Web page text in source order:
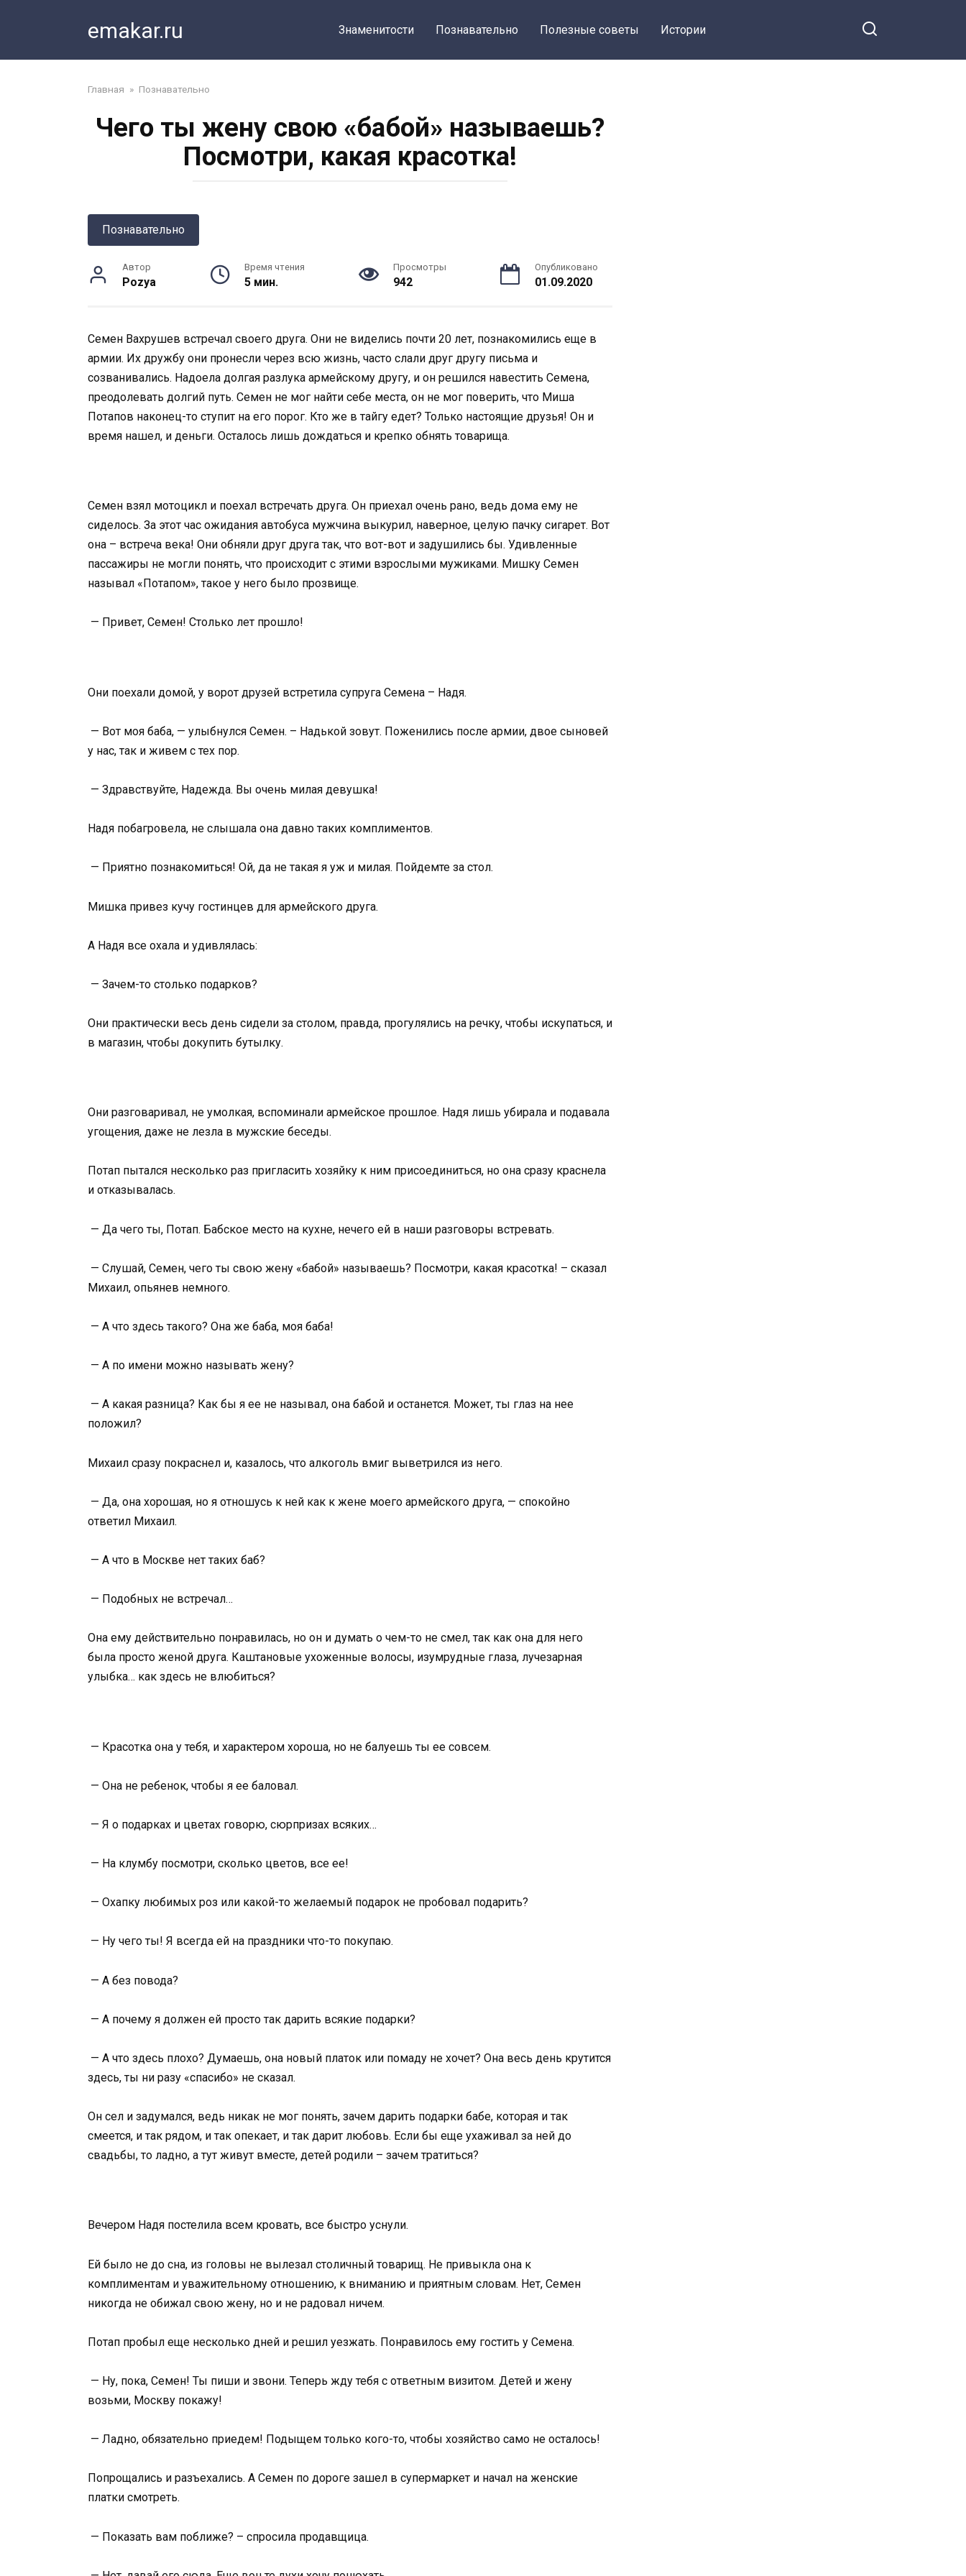
emakar.ru Знаменитости Познавательно Полезные советы Истории
Главная » Познавательно
Чего ты жену свою «бабой» называешь?
Посмотри, какая красотка!
Познавательно
Автор
Pozya
Время чтения
5 мин.
Просмотры
942
Опубликовано
01.09.2020
Семен Вахрушев встречал своего друга. Они не виделись почти 20 лет, познакомились еще в
армии. Их дружбу они пронесли через всю жизнь, часто слали друг другу письма и
созванивались. Надоела долгая разлука армейскому другу, и он решился навестить Семена,
преодолевать долгий путь. Семен не мог найти себе места, он не мог поверить, что Миша
Потапов наконец-то ступит на его порог. Кто же в тайгу едет? Только настоящие друзья! Он и
время нашел, и деньги. Осталось лишь дождаться и крепко обнять товарища.
Семен взял мотоцикл и поехал встречать друга. Он приехал очень рано, ведь дома ему не
сиделось. За этот час ожидания автобуса мужчина выкурил, наверное, целую пачку сигарет. Вот
она – встреча века! Они обняли друг друга так, что вот-вот и задушились бы. Удивленные
пассажиры не могли понять, что происходит с этими взрослыми мужиками. Мишку Семен
называл «Потапом», такое у него было прозвище.
— Привет, Семен! Столько лет прошло!
Они поехали домой, у ворот друзей встретила супруга Семена – Надя.
— Вот моя баба, — улыбнулся Семен. – Надькой зовут. Поженились после армии, двое сыновей
у нас, так и живем с тех пор.
— Здравствуйте, Надежда. Вы очень милая девушка!
Надя побагровела, не слышала она давно таких комплиментов.
— Приятно познакомиться! Ой, да не такая я уж и милая. Пойдемте за стол.
Мишка привез кучу гостинцев для армейского друга.
А Надя все охала и удивлялась:
— Зачем-то столько подарков?
Они практически весь день сидели за столом, правда, прогулялись на речку, чтобы искупаться, и
в магазин, чтобы докупить бутылку.
Они разговаривал, не умолкая, вспоминали армейское прошлое. Надя лишь убирала и подавала
угощения, даже не лезла в мужские беседы.
Потап пытался несколько раз пригласить хозяйку к ним присоединиться, но она сразу краснела
и отказывалась.
— Да чего ты, Потап. Бабское место на кухне, нечего ей в наши разговоры встревать.
— Слушай, Семен, чего ты свою жену «бабой» называешь? Посмотри, какая красотка! – сказал
Михаил, опьянев немного.
— А что здесь такого? Она же баба, моя баба!
— А по имени можно называть жену?
— А какая разница? Как бы я ее не называл, она бабой и останется. Может, ты глаз на нее
положил?
Михаил сразу покраснел и, казалось, что алкоголь вмиг выветрился из него.
— Да, она хорошая, но я отношусь к ней как к жене моего армейского друга, — спокойно
ответил Михаил.
— А что в Москве нет таких баб?
— Подобных не встречал…
Она ему действительно понравилась, но он и думать о чем-то не смел, так как она для него
была просто женой друга. Каштановые ухоженные волосы, изумрудные глаза, лучезарная
улыбка… как здесь не влюбиться?
— Красотка она у тебя, и характером хороша, но не балуешь ты ее совсем.
— Она не ребенок, чтобы я ее баловал.
— Я о подарках и цветах говорю, сюрпризах всяких…
— На клумбу посмотри, сколько цветов, все ее!
— Охапку любимых роз или какой-то желаемый подарок не пробовал подарить?
— Ну чего ты! Я всегда ей на праздники что-то покупаю.
— А без повода?
— А почему я должен ей просто так дарить всякие подарки?
— А что здесь плохо? Думаешь, она новый платок или помаду не хочет? Она весь день крутится
здесь, ты ни разу «спасибо» не сказал.
Он сел и задумался, ведь никак не мог понять, зачем дарить подарки бабе, которая и так
смеется, и так рядом, и так опекает, и так дарит любовь. Если бы еще ухаживал за ней до
свадьбы, то ладно, а тут живут вместе, детей родили – зачем тратиться?
Вечером Надя постелила всем кровать, все быстро уснули.
Ей было не до сна, из головы не вылезал столичный товарищ. Не привыкла она к
комплиментам и уважительному отношению, к вниманию и приятным словам. Нет, Семен
никогда не обижал свою жену, но и не радовал ничем.
Потап пробыл еще несколько дней и решил уезжать. Понравилось ему гостить у Семена.
— Ну, пока, Семен! Ты пиши и звони. Теперь жду тебя с ответным визитом. Детей и жену
возьми, Москву покажу!
— Ладно, обязательно приедем! Подыщем только кого-то, чтобы хозяйство само не осталось!
Попрощались и разъехались. А Семен по дороге зашел в супермаркет и начал на женские
платки смотреть.
— Показать вам поближе? – спросила продавщица.